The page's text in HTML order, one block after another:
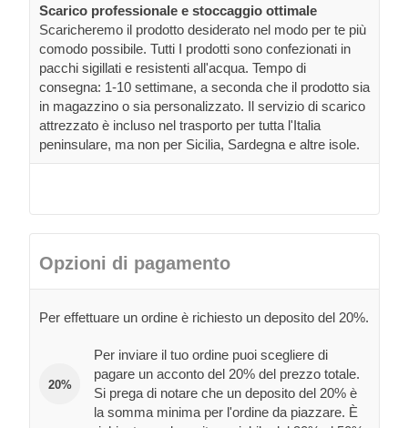
Scarico professionale e stoccaggio ottimale
Scaricheremo il prodotto desiderato nel modo per te più
comodo possibile. Tutti I prodotti sono confezionati in
pacchi sigillati e resistenti all'acqua. Tempo di
consegna: 1-10 settimane, a seconda che il prodotto sia
in magazzino o sia personalizzato. Il servizio di scarico
attrezzato è incluso nel trasporto per tutta l'Italia
peninsulare, ma non per Sicilia, Sardegna e altre isole.
Opzioni di pagamento
Per effettuare un ordine è richiesto un deposito del 20%.
20%
Per inviare il tuo ordine puoi scegliere di
pagare un acconto del 20% del prezzo totale.
Si prega di notare che un deposito del 20% è
la somma minima per l'ordine da piazzare. È